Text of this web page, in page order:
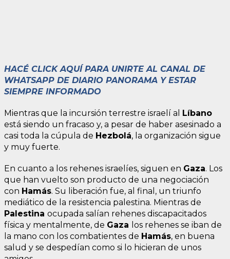
HACÉ CLICK AQUÍ PARA UNIRTE AL CANAL DE
WHATSAPP DE DIARIO PANORAMA Y ESTAR
SIEMPRE INFORMADO
Mientras que la incursión terrestre israelí al Líbano
está siendo un fracaso y, a pesar de haber asesinado a
casi toda la cúpula de Hezbolá, la organización sigue
y muy fuerte.
En cuanto a los rehenes israelíes, siguen en Gaza. Los
que han vuelto son producto de una negociación
con Hamás. Su liberación fue, al final, un triunfo
mediático de la resistencia palestina. Mientras de
Palestina ocupada salían rehenes discapacitados
física y mentalmente, de Gaza los rehenes se iban de
la mano con los combatientes de Hamás, en buena
salud y se despedían como si lo hicieran de unos